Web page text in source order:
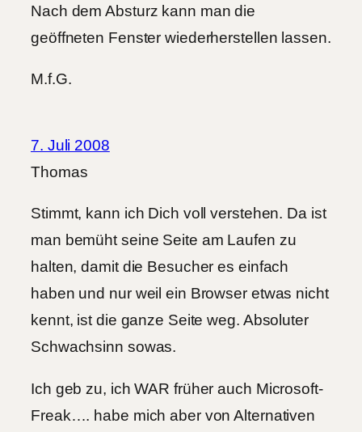
Nach dem Absturz kann man die
geöffneten Fenster wiederherstellen lassen.
M.f.G.
7. Juli 2008
Thomas
Stimmt, kann ich Dich voll verstehen. Da ist
man bemüht seine Seite am Laufen zu
halten, damit die Besucher es einfach
haben und nur weil ein Browser etwas nicht
kennt, ist die ganze Seite weg. Absoluter
Schwachsinn sowas.
Ich geb zu, ich WAR früher auch Microsoft-
Freak…. habe mich aber von Alternativen